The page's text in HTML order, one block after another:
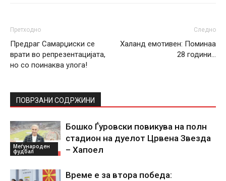
Претходно
Предраг Самарџиски се
врати во репрезентацијата,
но со поинаква улога!
Следно
Халанд емотивен: Поминаа
28 години…
ПОВРЗАНИ СОДРЖИНИ
Меѓународен
фудбал
Бошко Ѓуровски повикува на полн
стадион на дуелот Црвена Звезда
– Хапоел
Време е за втора победа: